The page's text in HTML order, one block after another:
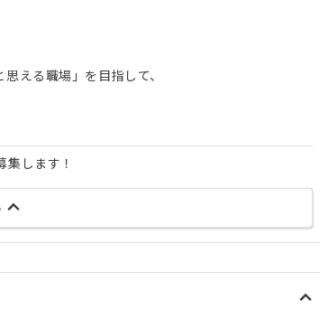
える職場」を目指して、
します！